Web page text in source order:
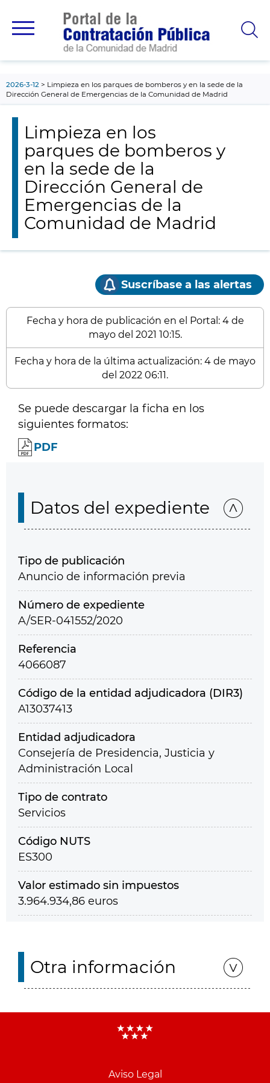
principal
2026-3-12
Limpieza en los parques de bomberos y en la sede de la
Dirección General de Emergencias de la Comunidad de Madrid
Limpieza en los
parques de bomberos y
en la sede de la
Dirección General de
Emergencias de la
Comunidad de Madrid
Suscríbase a las alertas
Fecha y hora de publicación en el Portal: 4 de
mayo del 2021 10:15.
Fecha y hora de la última actualización: 4 de mayo
del 2022 06:11.
Se puede descargar la ficha en los
siguientes formatos:
PDF
Datos del expediente
Tipo de publicación
Anuncio de información previa
Número de expediente
A/SER-041552/2020
Referencia
4066087
Código de la entidad adjudicadora (DIR3)
A13037413
Entidad adjudicadora
Consejería de Presidencia, Justicia y
Administración Local
Tipo de contrato
Servicios
Código NUTS
ES300
Valor estimado sin impuestos
3.964.934,86 euros
Otra información
Aviso Legal